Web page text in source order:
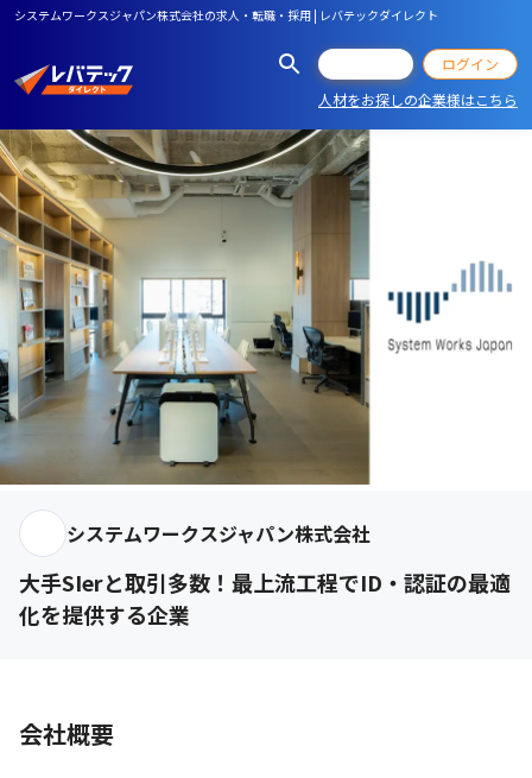
システムワークスジャパン株式会社の求人・転職・採用 | レバテックダイレクト
ログイン
人材をお探しの企業様はこちら
システムワークスジャパン株式会社
大手SIerと取引多数！最上流工程でID・認証の最適
化を提供する企業
会社概要